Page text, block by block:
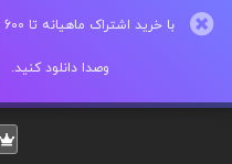
وصدا دانلود کنید.